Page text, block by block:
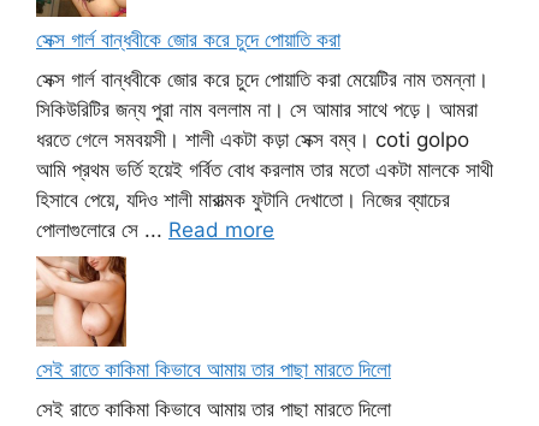
সেক্স গার্ল বান্ধবীকে জোর করে চুদে পোয়াতি করা
সেক্স গার্ল বান্ধবীকে জোর করে চুদে পোয়াতি করা মেয়েটির নাম তমন্না।
সিকিউরিটির জন্য পুরা নাম বললাম না। সে আমার সাথে পড়ে। আমরা
ধরতে গেলে সমবয়সী। শালী একটা কড়া সেক্স বম্ব। coti golpo
আমি প্রথম ভর্তি হয়েই গর্বিত বোধ করলাম তার মতো একটা মালকে সাথী
হিসাবে পেয়ে, যদিও শালী মারাত্মক ফুটানি দেখাতো। নিজের ব্যাচের
পোলাগুলোরে সে ... Read more
সেই রাতে কাকিমা কিভাবে আমায় তার পাছা মারতে দিলো
সেই রাতে কাকিমা কিভাবে আমায় তার পাছা মারতে দিলো